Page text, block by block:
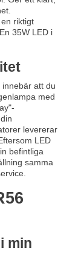
riktigt
35W LED i
att du
med
levererar
LED
befintliga
samma
min